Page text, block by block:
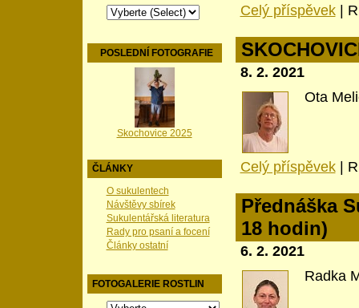
POSLEDNÍ FOTOGRAFIE
Skochovice 2025
ČLÁNKY
O sukulentech
Návštěvy sbírek
Sukulentářská literatura
Rady pro psaní a focení
Články ostatní
FOTOGALERIE ROSTLIN
Celý příspěvek
8. 2. 2021
Ota
Celý příspěvek
Přednáška
18 hodin)
6. 2. 2021
Radka